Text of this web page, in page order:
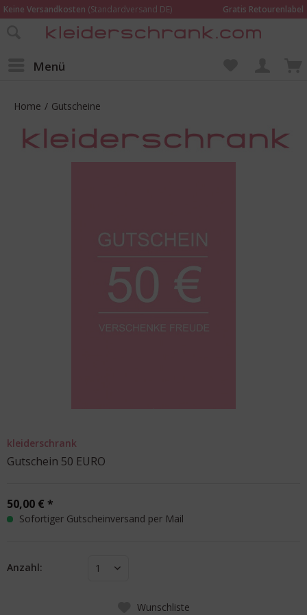
Keine Versandkosten (Standardversand DE)
Gratis Retourenlabel
Online bestellen – im Geschäft in Kempen anprobieren und beraten lassen
Menü
Home / Gutscheine
kleiderschrank
Gutschein 50 EURO
50,00 € *
Sofortiger Gutscheinversand per Mail
Anzahl: 1
Wunschliste